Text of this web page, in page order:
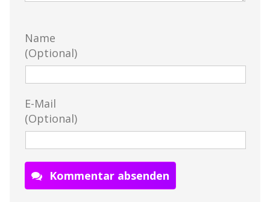
Name
(Optional)
E-Mail
(Optional)
Kommentar absenden